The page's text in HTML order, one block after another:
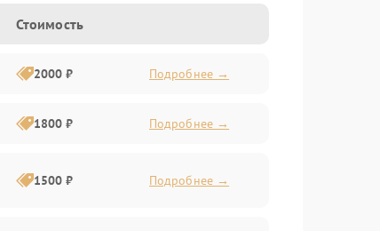
Стоимость
2000 ₽ Подробнее →
1800 ₽ Подробнее →
1500 ₽ Подробнее →